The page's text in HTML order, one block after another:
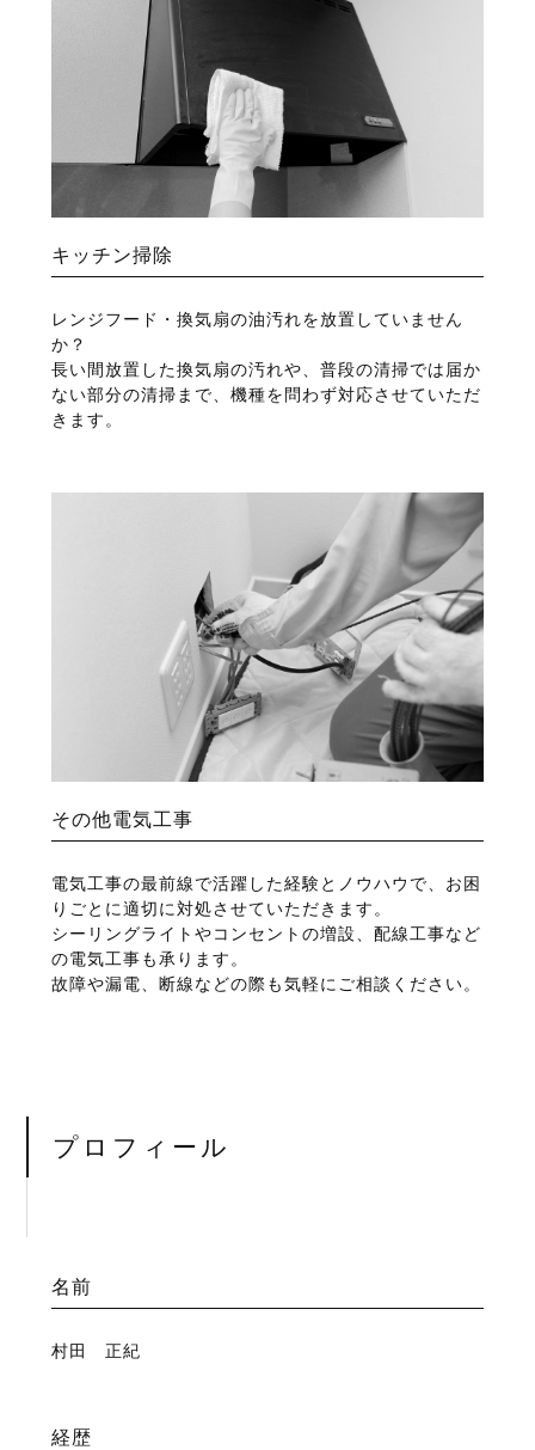
キッチン掃除
レンジフード・換気扇の油汚れを放置していません
か？
長い間放置した換気扇の汚れや、普段の清掃では届か
ない部分の清掃まで、機種を問わず対応させていただ
きます。
その他電気工事
電気工事の最前線で活躍した経験とノウハウで、お困
りごとに適切に対処させていただきます。
シーリングライトやコンセントの増設、配線工事など
の電気工事も承ります。
故障や漏電、断線などの際も気軽にご相談ください。
プロフィール
名前
村田 正紀
経歴